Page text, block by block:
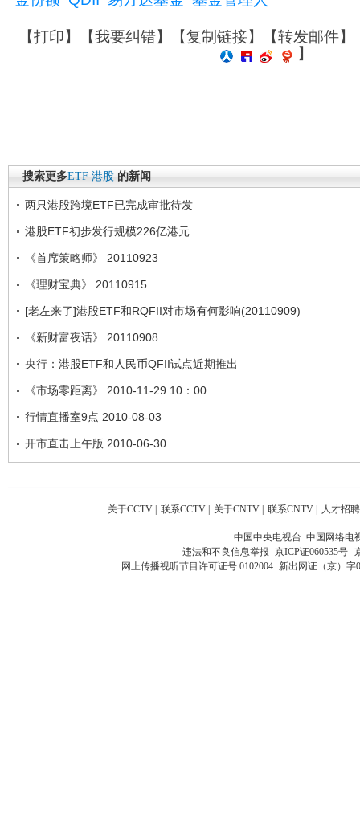
【打印】【我要纠错】【复制链接】【转发邮件】
】
搜索更多ETF 港股 的新闻
两只港股跨境ETF已完成审批待发
港股ETF初步发行规模226亿港元
《首席策略师》 20110923
《理财宝典》 20110915
[老左来了]港股ETF和RQFII对市场有何影响(20110909)
《新财富夜话》 20110908
央行：港股ETF和人民币QFII试点近期推出
《市场零距离》 2010-11-29 10：00
行情直播室9点 2010-08-03
开市直击上午版 2010-06-30
关于CCTV | 联系CCTV | 关于CNTV | 联系CNTV | 人才招聘
中国中央电视台 中国网络电
违法和不良信息举报 京ICP证060535号
网上传播视听节目许可证号 0102004 新出网证（京）